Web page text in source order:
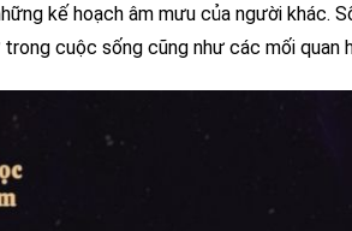
kế hoạch âm mưu của người khác.
cuộc sống cũng như các mối quan